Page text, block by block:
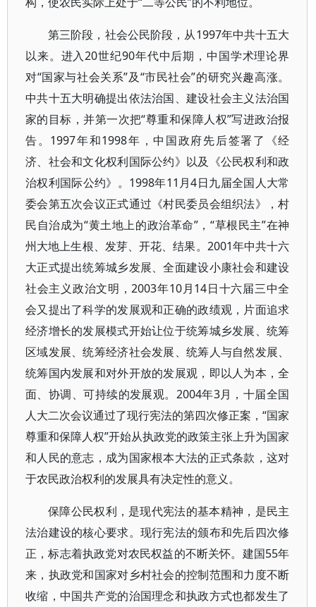
第三阶段，社会公民阶段，从1997年中共十五大
以来。进入20世纪90年代中后期，中国学术理论界
对“国家与社会关系”及“市民社会”的研究兴趣高涨。
中共十五大明确提出依法治国、建设社会主义法治国
家的目标，并第一次把“尊重和保障人权”写进政治报
告。1997年和1998年，中国政府先后签署了《经
济、社会和文化权利国际公约》以及《公民权利和政
治权利国际公约》。1998年11月4日九届全国人大常
委会第五次会议正式通过《村民委员会组织法》，村
民自治成为“黄土地上的政治革命”，“草根民主”在神
州大地上生根、发芽、开花、结果。2001年中共十六
大正式提出统筹城乡发展、全面建设小康社会和建设
社会主义政治文明，2003年10月14日十六届三中全
会又提出了科学的发展观和正确的政绩观，片面追求
经济增长的发展模式开始让位于统筹城乡发展、统筹
区域发展、统筹经济社会发展、统筹人与自然发展、
统筹国内发展和对外开放的发展观，即以人为本，全
面、协调、可持续的发展观。2004年3月，十届全国
人大二次会议通过了现行宪法的第四次修正案，“国家
尊重和保障人权”开始从执政党的政策主张上升为国家
和人民的意志，成为国家根本大法的正式条款，这对
于农民政治权利的发展具有决定性的意义。
保障公民权利，是现代宪法的基本精神，是民主
法治建设的核心要求。现行宪法的颁布和先后四次修
正，标志着执政党对农民权益的不断关怀。建国55年
来，执政党和国家对乡村社会的控制范围和力度不断
收缩，中国共产党的治国理念和执政方式也都发生了